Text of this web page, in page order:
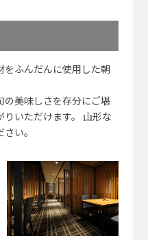
をふんだんに使用した朝
美味しさを存分にご堪
いただけます。 山形な
い。